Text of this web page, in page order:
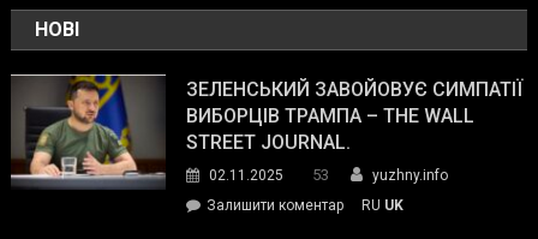
НОВІ
ЗЕЛЕНСЬКИЙ ЗАВОЙОВУЄ СИМПАТІЇ
ВИБОРЦІВ ТРАМПА – THE WALL
STREET JOURNAL.
02.11.2025 53
yuzhny.info
Залишити коментарon
RU UK